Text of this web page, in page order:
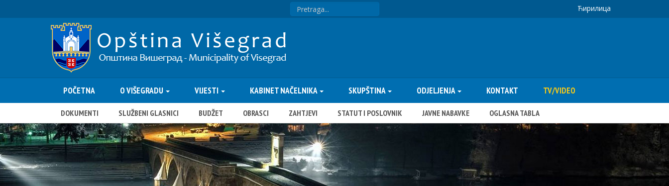
Ћирилица
POČETNA O VIŠEGRADU VIJESTI KABINET NAČELNIKA SKUPŠTINA ODJELJENJA KONTAKT TV/VIDEO
DOKUMENTI SLUŽBENI GLASNICI BUDŽET OBRASCI ZAHTJEVI STATUT I POSLOVNIK JAVNE NABAVKE OGLASNA TABLA